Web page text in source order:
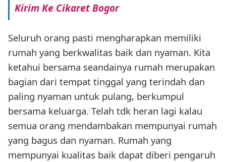
Kirim Ke Cikaret Bogor
Seluruh orang pasti mengharapkan memiliki
rumah yang berkwalitas baik dan nyaman. Kita
ketahui bersama seandainya rumah merupakan
bagian dari tempat tinggal yang terindah dan
paling nyaman untuk pulang, berkumpul
bersama keluarga. Telah tdk heran lagi kalau
semua orang mendambakan mempunyai rumah
yang bagus dan nyaman. Rumah yang
mempunyai kualitas baik dapat diberi pengaruh